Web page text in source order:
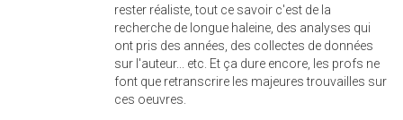
rester réaliste, tout ce savoir c'est de la
recherche de longue haleine, des analyses qui
ont pris des années, des collectes de données
sur l'auteur... etc. Et ça dure encore, les profs ne
font que retranscrire les majeures trouvailles sur
ces oeuvres.